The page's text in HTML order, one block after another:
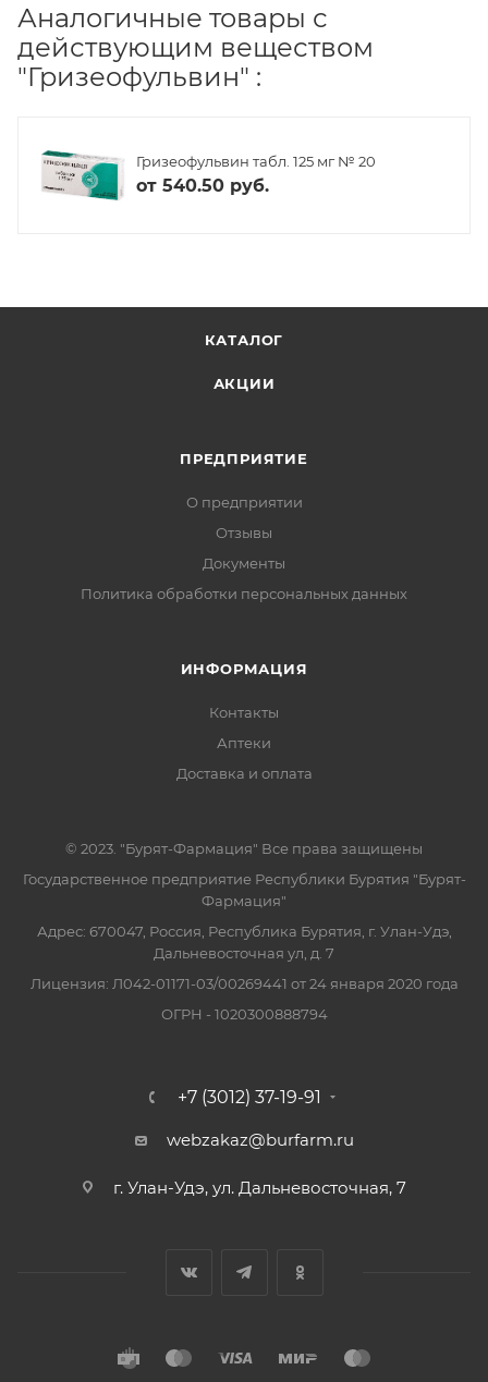
Аналогичные товары с
действующим веществом
"Гризеофульвин" :
Гризеофульвин табл. 125 мг № 20
от 540.50 руб.
КАТАЛОГ
АКЦИИ
ПРЕДПРИЯТИЕ
О предприятии
Отзывы
Документы
Политика обработки персональных данных
ИНФОРМАЦИЯ
Контакты
Аптеки
Доставка и оплата
© 2023. "Бурят-Фармация" Все права защищены
Государственное предприятие Республики Бурятия "Бурят-
Фармация"
Адрес: 670047, Россия, Республика Бурятия, г. Улан-Удэ,
Дальневосточная ул, д. 7
Лицензия: Л042-01171-03/00269441 от 24 января 2020 года
ОГРН - 1020300888794
+7 (3012) 37-19-91
webzakaz@burfarm.ru
г. Улан-Удэ, ул. Дальневосточная, 7